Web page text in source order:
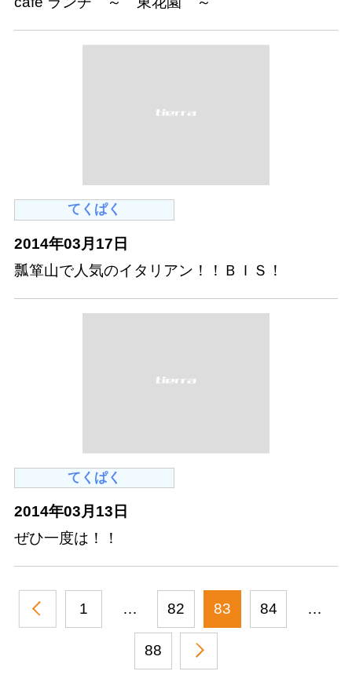
てくぱく
2014年03月17日
瓢箪山で人気のイタリアン！！ＢＩＳ！
てくぱく
2014年03月13日
ぜひ一度は！！
1 … 82 83 84 …
88